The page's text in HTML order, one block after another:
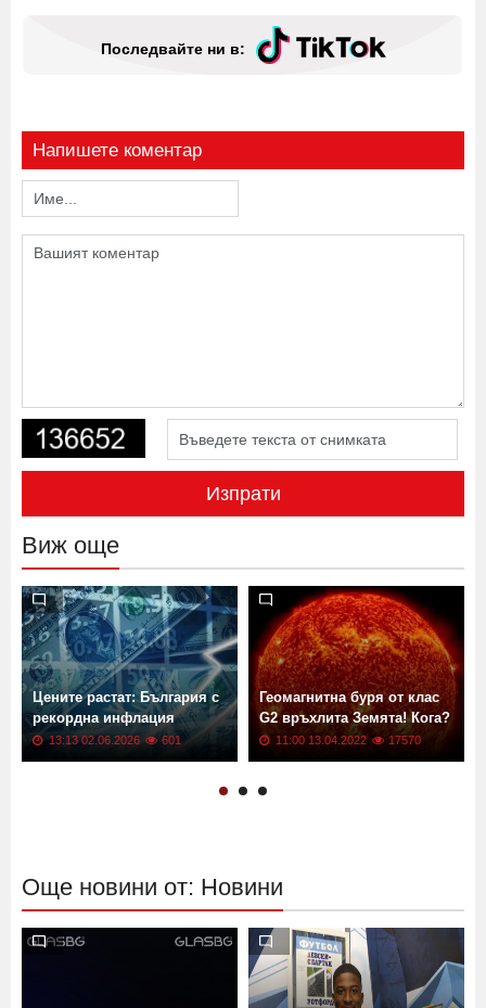
Последвайте ни в:
Напишете коментар
Изпрати
Виж още
Цените растат: България с
рекордна инфлация
13:13 02.06.2026 601
Геомагнитна буря от клас
G2 връхлита Земята! Кога?
11:00 13.04.2022 17570
Още новини от: Новини